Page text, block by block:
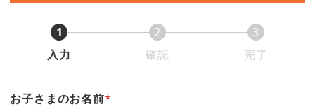
1
入力
2
確認
3
完了
お子さまのお名前*